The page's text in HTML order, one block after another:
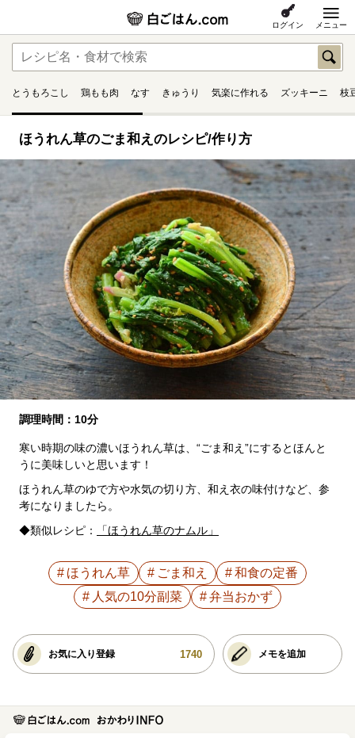
ログイン メニュー
とうもろこし 鶏もも肉 なす きゅうり 気楽に作れる ズッキーニ 枝
ほうれん草のごま和えのレシピ/作り方
調理時間：10分
寒い時期の味の濃いほうれん草は、“ごま和え”にするとほんと
うに美味しいと思います！
ほうれん草のゆで方や水気の切り方、和え衣の味付けなど、参
考になりましたら。
◆類似レシピ：
「ほうれん草のナムル」
ほうれん草 ごま和え
和食の定番
人気の10分副菜
弁当おかず
お気に入り登録 1740 メモを追加